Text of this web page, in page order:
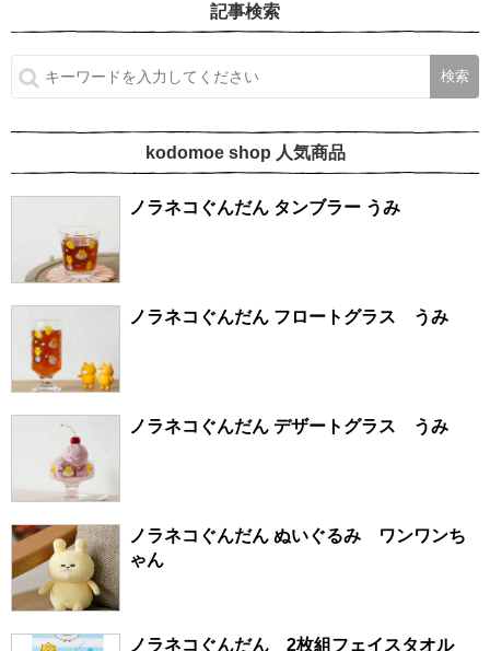
記事検索
kodomoe shop 人気商品
ノラネコぐんだん タンブラー うみ
ノラネコぐんだん フロートグラス うみ
ノラネコぐんだん デザートグラス うみ
ノラネコぐんだん ぬいぐるみ ワンワンち
ゃん
ノラネコぐんだん 2枚組フェイスタオル